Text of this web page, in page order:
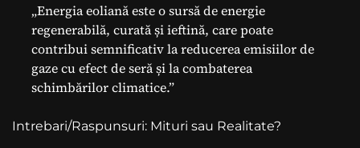
„Energia eoliană este o sursă de energie
regenerabilă, curată și ieftină, care poate
contribui semnificativ la reducerea emisiilor de
gaze cu efect de seră și la combaterea
schimbărilor climatice.”
Intrebari/Raspunsuri: Mituri sau Realitate?